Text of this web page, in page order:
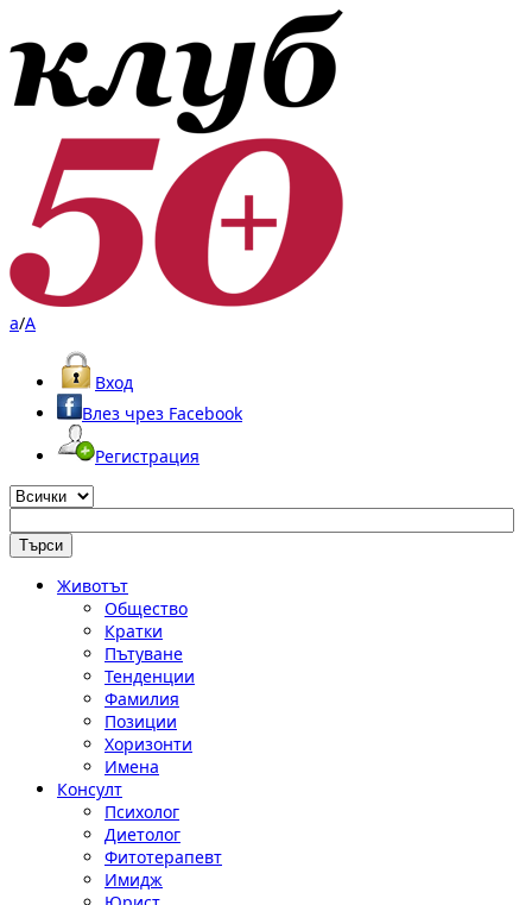
a/A
Вход
Влез чрез Facebook
Регистрация
Животът
Общество
Кратки
Пътуване
Тенденции
Фамилия
Позиции
Хоризонти
Имена
Консулт
Психолог
Диетолог
Фитотерапевт
Имидж